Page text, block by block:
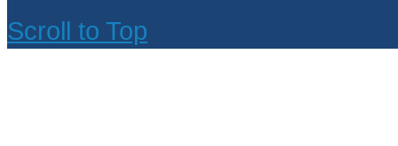
Scroll to Top